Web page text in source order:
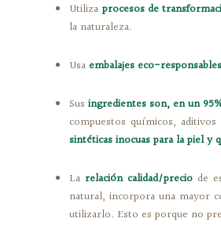
Utiliza procesos de
la naturaleza.
Usa embalajes eco-responsables
Susingredientes son, en un
compuestos químicos,
sintéticas inocuas para la piel y
La relación calidad/precio de
natural, incorpora una mayor
utilizarlo. Esto es porque no